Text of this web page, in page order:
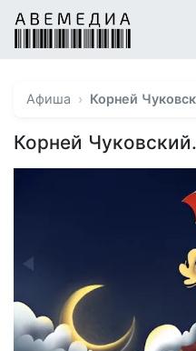
Афиша Корней
Корней